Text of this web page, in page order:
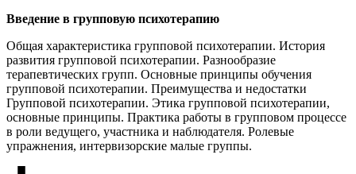
Введение в групповую психотерапию
Общая характеристика групповой психотерапии. История
развития групповой психотерапии. Разнообразие
терапевтических групп. Основные принципы обучения
групповой психотерапии. Преимущества и недостатки
Групповой психотерапии. Этика групповой психотерапии,
основные принципы. Практика работы в групповом процессе
в роли ведущего, участника и наблюдателя. Ролевые
упражнения, интервизорские малые группы.